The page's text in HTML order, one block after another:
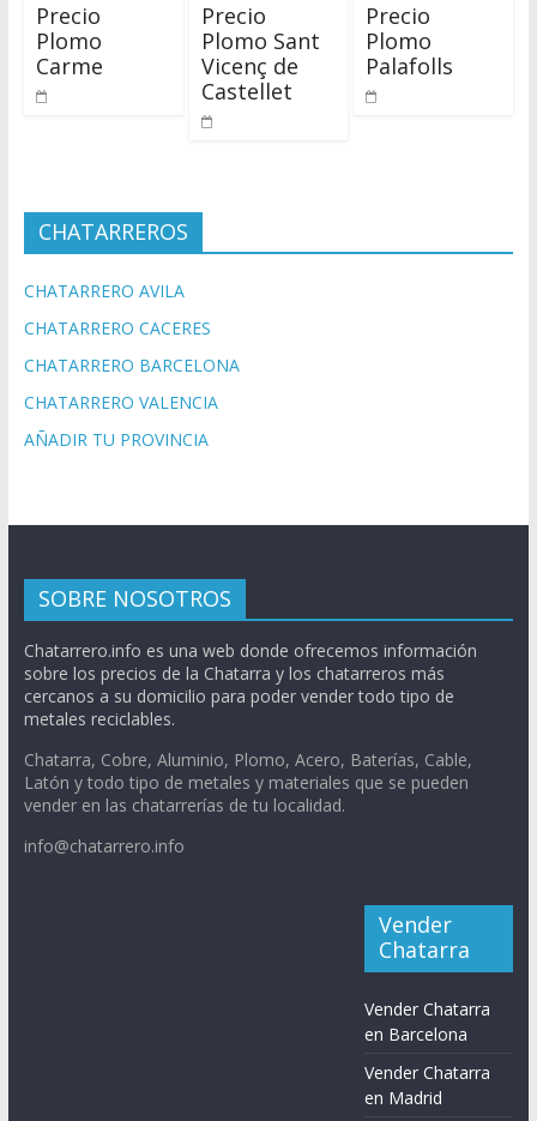
Precio
Plomo
Carme
Precio
Plomo Sant
Vicenç de
Castellet
Precio
Plomo
Palafolls
CHATARREROS
CHATARRERO AVILA
CHATARRERO CACERES
CHATARRERO BARCELONA
CHATARRERO VALENCIA
AÑADIR TU PROVINCIA
SOBRE NOSOTROS
Chatarrero.info es una web donde ofrecemos información
sobre los precios de la Chatarra y los chatarreros más
cercanos a su domicilio para poder vender todo tipo de
metales reciclables.
Chatarra, Cobre, Aluminio, Plomo, Acero, Baterías, Cable,
Latón y todo tipo de metales y materiales que se pueden
vender en las chatarrerías de tu localidad.
info@chatarrero.info
Vender
Chatarra
Vender Chatarra
en Barcelona
Vender Chatarra
en Madrid